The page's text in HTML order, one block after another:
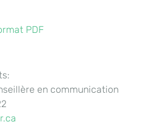
PDF
en communication